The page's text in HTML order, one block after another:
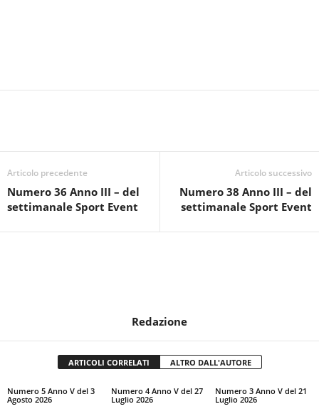
Articolo precedente
Numero 36 Anno III – del
settimanale Sport Event
Articolo successivo
Numero 38 Anno III – del
settimanale Sport Event
Redazione
ARTICOLI CORRELATI ALTRO DALL'AUTORE
Numero 5 Anno V del 3
Agosto 2026
Numero 4 Anno V del 27
Luglio 2026
Numero 3 Anno V del 21
Luglio 2026